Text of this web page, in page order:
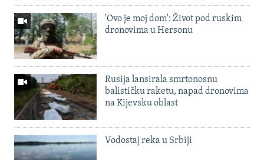
'Ovo je moj dom': Život pod ruskim
dronovima u Hersonu
Rusija lansirala smrtonosnu
balističku raketu, napad dronovima
na Kijevsku oblast
Vodostaj reka u Srbiji